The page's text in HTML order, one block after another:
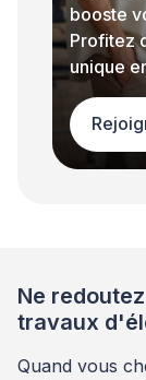
booste
Profitez
unique
Ne
travaux
Quand vous